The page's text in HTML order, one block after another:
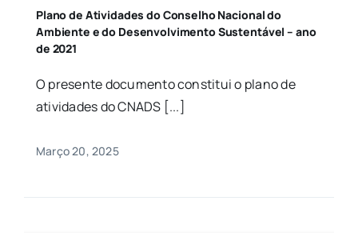
Plano de Atividades do Conselho Nacional do
Ambiente e do Desenvolvimento Sustentável – ano
de 2021
O presente documento constitui o plano de
atividades do CNADS [...]
Março 20, 2025